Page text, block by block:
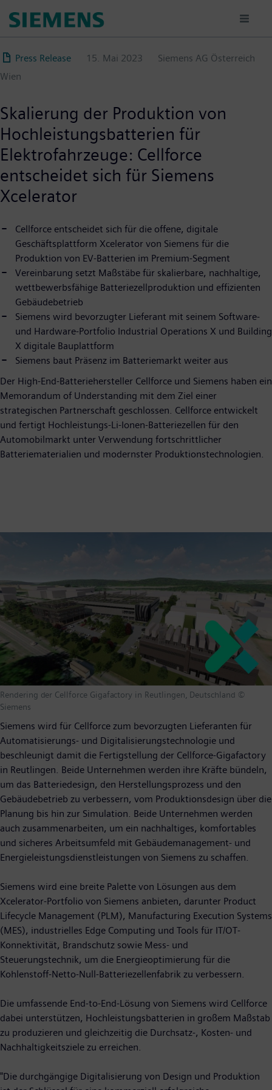
zum
Press Release
15. Mai 2023
Siemens AG Österreich
Wien
Skalierung der Produktion von
Hochleistungsbatterien für
Elektrofahrzeuge: Cellforce
entscheidet sich für Siemens
Xcelerator
Cellforce entscheidet sich für die offene, digitale
Geschäftsplattform Xcelerator von Siemens für die
Produktion von EV-Batterien im Premium-Segment
Vereinbarung setzt Maßstäbe für skalierbare, nachhaltige,
wettbewerbsfähige Batteriezellproduktion und effizienten
Gebäudebetrieb
Siemens wird bevorzugter Lieferant mit seinem Software-
und Hardware-Portfolio Industrial Operations X und Building
X digitale Bauplattform
Siemens baut Präsenz im Batteriemarkt weiter aus
Der High-End-Batteriehersteller Cellforce und Siemens haben ein
Memorandum of Understanding mit dem Ziel einer
strategischen Partnerschaft geschlossen. Cellforce entwickelt
und fertigt Hochleistungs-Li-Ionen-Batteriezellen für den
Automobilmarkt unter Verwendung fortschrittlicher
Batteriematerialien und modernster Produktionstechnologien.
Rendering der Cellforce Gigafactory in Reutlingen, Deutschland ©
Siemens
Siemens wird für Cellforce zum bevorzugten Lieferanten für
Automatisierungs- und Digitalisierungstechnologie und
beschleunigt damit die Fertigstellung der Cellforce-Gigafactory
in Reutlingen. Beide Unternehmen werden ihre Kräfte bündeln,
um das Batteriedesign, den Herstellungsprozess und den
Gebäudebetrieb zu verbessern, vom Produktionsdesign über die
Planung bis hin zur Simulation. Beide Unternehmen werden
auch zusammenarbeiten, um ein nachhaltiges, komfortables
und sicheres Arbeitsumfeld mit Gebäudemanagement- und
Energieleistungsdienstleistungen von Siemens zu schaffen.
Siemens wird eine breite Palette von Lösungen aus dem
Xcelerator-Portfolio von Siemens anbieten, darunter Product
Lifecycle Management (PLM), Manufacturing Execution Systems
(MES), industrielles Edge Computing und Tools für IT/OT-
Konnektivität, Brandschutz sowie Mess- und
Steuerungstechnik, um die Energieoptimierung für die
Kohlenstoff-Netto-Null-Batteriezellenfabrik zu verbessern.
Die umfassende End-to-End-Lösung von Siemens wird Cellforce
dabei unterstützen, Hochleistungsbatterien in großem Maßstab
zu produzieren und gleichzeitig die Durchsatz-, Kosten- und
Nachhaltigkeitsziele zu erreichen.
"Die durchgängige Digitalisierung von Design und Produktion